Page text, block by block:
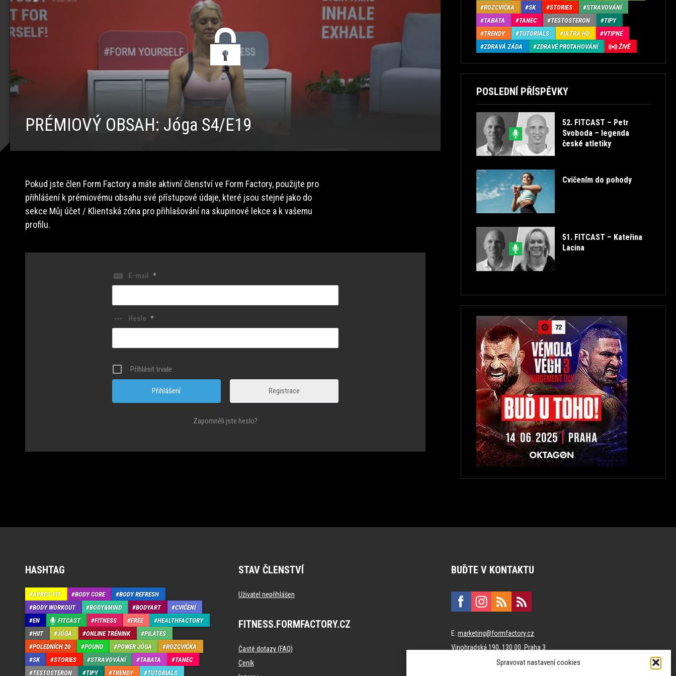
Spravovat nastavení cookies
PRÉMIOVÝ OBSAH: Jóga S4/E19
Pokud jste člen Form Factory a máte aktivní členství ve Form Factory, použijte pro
přihlášení k prémiovému obsahu své přístupové údaje, které jsou stejné jako do
sekce Můj účet / Klientská zóna pro přihlašování na skupinové lekce a k vašemu
profilu.
E-mail *
Heslo *
Přihlásit trvale
Registrace
Zapomněli jste heslo?
ROZCVIČKA
SK STORIES
STRAVOVÁNÍ
TABATA
TANEC TESTOSTERON
TIPY
TRENDY
TUTORIALS ULTRA HD
VTIPNÉ
ZDRAVÁ ZÁDA
ZDRAVÉ PROTAHOVÁNÍ ŽIVĚ
POSLEDNÍ PŘÍSPĚVKY
52. FITCAST – Petr
Svoboda – legenda
české atletiky
Cvičením do pohody
51. FITCAST – Kateřina
Lacina
HASHTAG
APRÉS-FIT BODY CORE
BODY REFRESH
BODY WORKOUT
BODY&MIND BODYART
CVIČENÍ
EN
FITCAST FITNESS FREE
HEALTHFACTORY
HIIT
JÓGA ONLINE TRÉNINK
PILATES
POLEDNÍCH 20
POUND POWER JÓGA
ROZCVIČKA
SK
STORIES STRAVOVÁNÍ TABATA
TANEC
TESTOSTERON
TIPY TRENDY TUTORIALS
STAV ČLENSTVÍ
Uživatel nepřihlášen
FITNESS.FORMFACTORY.CZ
Časté dotazy (FAQ)
Ceník
BUĎTE V KONTAKTU
E:marketing@formfactory.cz
Vinohradská 190, 130 00 Praha 3